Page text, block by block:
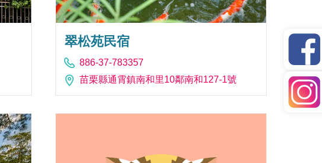
翠松苑民宿
886-37-783357
苗栗縣通霄鎮南和里10鄰南和127-1號